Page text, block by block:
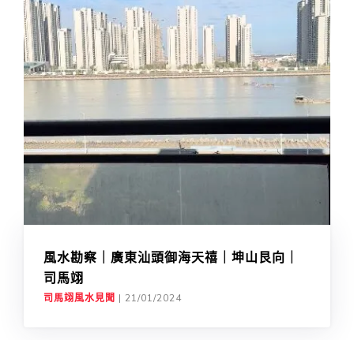
風水勘察｜廣東汕頭御海天禧｜坤山艮向｜
司馬翊
司馬翊風水見聞 | 21/01/2024